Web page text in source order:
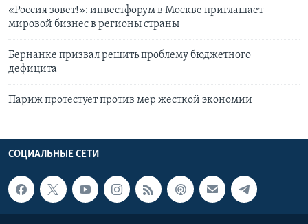
«Россия зовет!»: инвестфорум в Москве приглашает
мировой бизнес в регионы страны
Бернанке призвал решить проблему бюджетного
дефицита
Париж протестует против мер жесткой экономии
СОЦИАЛЬНЫЕ СЕТИ